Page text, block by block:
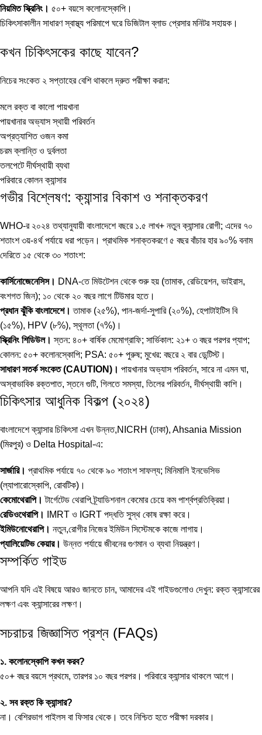
নিয়মিত স্ক্রিনিং। ৫০+ বয়সে কলোনস্কোপি।
চিকিৎসাকালীন সাধারণ স্বাস্থ্য পরিমাপে ঘরেডিজিটাল ব্লাড প্রেসার মনিটরসহায়ক।
কখন চিকিৎসকের কাছে যাবেন?
নিচের সংকেত ২ সপ্তাহের বেশি থাকলে দ্রুত পরীক্ষা করান:
মলে রক্ত বা কালো পায়খানা
পায়খানার অভ্যাস স্থায়ী পরিবর্তন
অপ্রত্যাশিত ওজন কমা
চরম ক্লান্তি ও দুর্বলতা
তলপেটে দীর্ঘস্থায়ী ব্যথা
পরিবারে কোলন ক্যান্সার
গভীর বিশ্লেষণ: ক্যান্সার বিকাশ ও শনাক্তকরণ
WHO-র ২০২৪ তথ্যানুযায়ী বাংলাদেশে বছরে ১.৫ লাখ+ নতুন ক্যান্সার রোগী; এদের ৭০
শতাংশ ৩য়-৪র্থ পর্যায়ে ধরা পড়েন। প্রাথমিক শনাক্তকরণে ৫ বছর বাঁচার হার ৯০% বনাম
দেরিতে ১৫ থেকে ৩০ শতাংশ:
কার্সিনোজেনেসিস। DNA-তে মিউটেশন থেকে শুরু হয় (তামাক, রেডিয়েশন, ভাইরাস,
বংশগত জিন); ১০ থেকে ২০ বছর লাগে টিউমার হতে।
প্রধান ঝুঁকি বাংলাদেশে। তামাক (২৫%), পান-জর্দা-সুপারি (২০%), হেপাটাইটিস বি
(১৫%), HPV (৮%), স্থূলতা (৭%)।
স্ক্রিনিং শিডিউল। স্তন: ৪০+ বার্ষিক মেমোগ্রাফি; সার্ভিকাল: ২১+ ৩ বছর পরপর প্যাপ;
কোলন: ৫০+ কলোনস্কোপি; PSA: ৫০+ পুরুষ; মুখের: বছরে ২ বার ডেন্টিস্ট।
সাধারণ সতর্ক সংকেত (CAUTION)। পায়খানার অভ্যাস পরিবর্তন, সারে না এমন ঘা,
অস্বাভাবিক রক্তপাত, স্তনে গুটি, গিলতে সমস্যা, তিলের পরিবর্তন, দীর্ঘস্থায়ী কাশি।
চিকিৎসার আধুনিক বিকল্প (২০২৪)
বাংলাদেশে ক্যান্সার চিকিৎসা এখন উন্নত,NICRH (ঢাকা), Ahsania Mission
(মিরপুর) ও Delta Hospital-এ:
সার্জারি। প্রাথমিক পর্যায়ে ৭০ থেকে ৯০ শতাংশ সাফল্য; মিনিমালি ইনভেসিভ
(ল্যাপারোস্কোপি, রোবটিক)।
কেমোথেরাপি। টার্গেটেড থেরাপি ট্র্যাডিশনাল কেমোর চেয়ে কম পার্শ্বপ্রতিক্রিয়া।
রেডিওথেরাপি।
IMRT ও IGRT পদ্ধতি সুস্থ কোষ রক্ষা করে।
ইমিউনোথেরাপি। নতুন,রোগীর নিজের ইমিউন সিস্টেমকে কাজে লাগায়।
প্যালিয়েটিভ কেয়ার। উন্নত পর্যায়ে জীবনের গুণমান ও ব্যথা নিয়ন্ত্রণ।
সম্পর্কিত গাইড
আপনি যদি এই বিষয়ে আরও জানতে চান, আমাদের এই গাইডগুলোও দেখুন: রক্ত ক্যান্সারের
লক্ষণএবংক্যান্সারের লক্ষণ।
সচরাচর জিজ্ঞাসিত প্রশ্ন (FAQs)
১. কলোনস্কোপি কখন করব?
৫০+ বছর বয়সে প্রথমে, তারপর ১০ বছর পরপর। পরিবারে ক্যান্সার থাকলে আগে।
২. সব রক্ত কি ক্যান্সার?
না। বেশিরভাগ পাইলস বা ফিসার থেকে। তবে নিশ্চিত হতে পরীক্ষা দরকার।